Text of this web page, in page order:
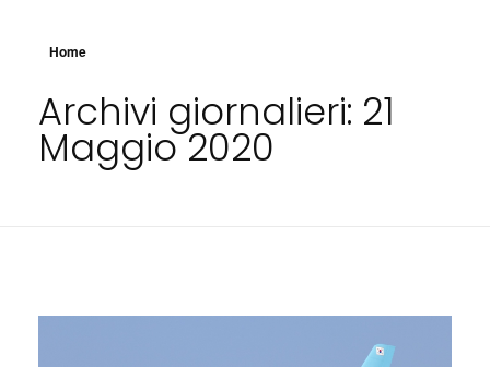
Home
Archivi giornalieri: 21
Maggio 2020